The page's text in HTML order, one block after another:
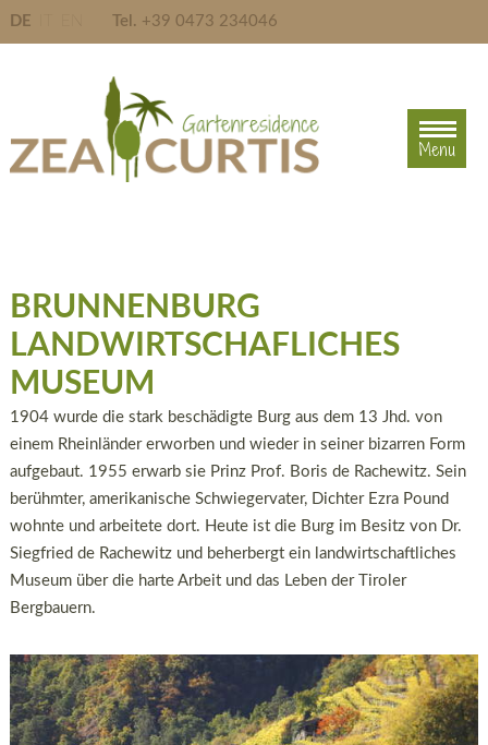
DE Tel. +39 0473 234046
Menu
BRUNNENBURG
LANDWIRTSCHAFLICHES
MUSEUM
1904 wurde die stark beschädigte Burg aus dem 13 Jhd. von
einem Rheinländer erworben und wieder in seiner bizarren Form
aufgebaut. 1955 erwarb sie Prinz Prof. Boris de Rachewitz. Sein
berühmter, amerikanische Schwiegervater, Dichter Ezra Pound
wohnte und arbeitete dort. Heute ist die Burg im Besitz von Dr.
Siegfried de Rachewitz und beherbergt ein landwirtschaftliches
Museum über die harte Arbeit und das Leben der Tiroler
Bergbauern.
Menu